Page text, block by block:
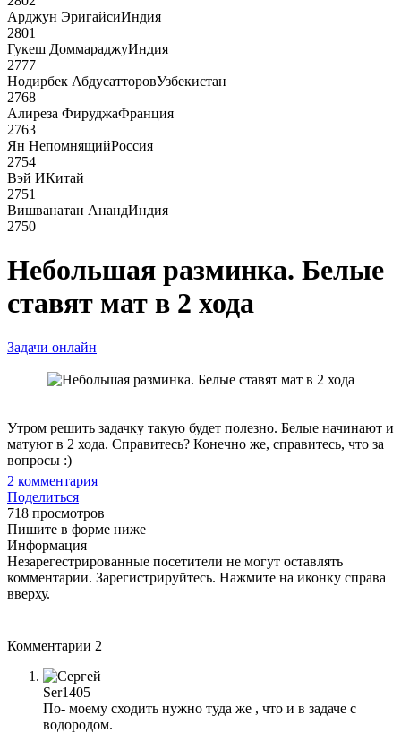
Арджун ЭригайсиИндия
2801
Гукеш ДоммараджуИндия
2777
Нодирбек АбдусатторовУзбекистан
2768
Алиреза ФируджаФранция
2763
Ян НепомнящийРоссия
2754
Вэй ИКитай
2751
Вишванатан АнандИндия
2750
Небольшая разминка. Белые
ставят мат в 2 хода
Задачи онлайн
Утром решить задачку такую будет полезно. Белые начинают и
матуют в 2 хода. Справитесь? Конечно же, справитесь, что за
вопросы :)
2 комментария
Поделиться
718 просмотров
Пишите в форме ниже
Информация
Незарегестрированные посетители не могут оставлять
комментарии. Зарегистрируйтесь. Нажмите на иконку справа
вверху.
Комментарии 2
Ser1405
По- моему сходить нужно туда же , что и в задаче с
водородом.